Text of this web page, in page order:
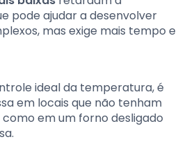
pode ajudar a desenvolver
mas exige mais tempo e
ideal da temperatura, é
em locais que não tenham
em um forno desligado